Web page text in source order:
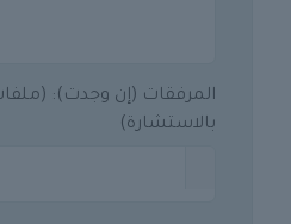
المرفقات (إن وجدت):
بالاستشارة)